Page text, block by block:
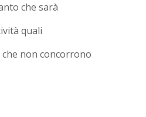
che sarà
quali
non concorrono